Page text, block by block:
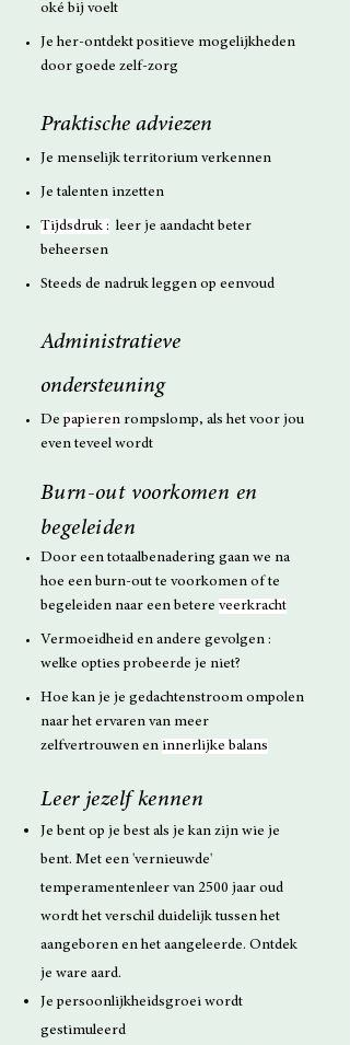
oké bij voelt
Je her-ontdekt positieve mogelijkheden
door goede zelf-zorg
Praktische adviezen
Je menselijk territorium verkennen
Je talenten inzetten
Tijdsdruk : leer je aandacht beter
beheersen
Steeds de nadruk leggen op eenvoud
Administratieve
ondersteuning
De papieren rompslomp, als het voor jou
even teveel wordt
Burn-out voorkomen en
begeleiden
Door een totaalbenadering gaan we na
hoe een burn-out te voorkomen of te
begeleiden naar een betere veerkracht
Vermoeidheid en andere gevolgen :
welke opties probeerde je niet?
Hoe kan je je gedachtenstroom ompolen
naar het ervaren van meer
zelfvertrouwen en innerlijke balans
Leer jezelf kennen
Je bent op je best als je kan zijn wie je
bent. Met een 'vernieuwde'
temperamentenleer van 2500 jaar oud
wordt het verschil duidelijk tussen het
aangeboren en het aangeleerde. Ontdek
je ware aard.
Je persoonlijkheidsgroei wordt
gestimuleerd